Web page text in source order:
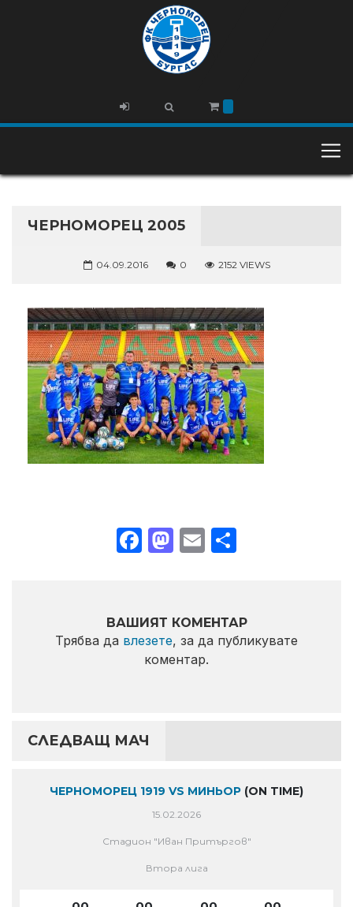
ЧЕРНОМОРЕЦ 2005
04.09.2016 0 2152 VIEWS
Facebook
Mastodon
Email
ВАШИЯТ КОМЕНТАР
Трябва да влезете, за да публикувате
коментар.
СЛЕДВАЩ МАЧ
ЧЕРНОМОРЕЦ 1919 VS МИНЬОР (ON TIME)
15.02.2026
Стадион "Иван Притъргов"
Втора лига